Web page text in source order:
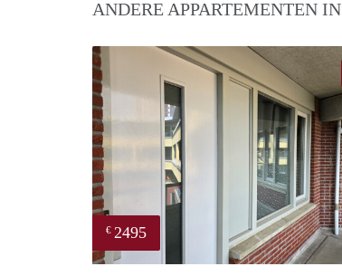
ANDERE APPARTEMENTEN IN
€ 2495